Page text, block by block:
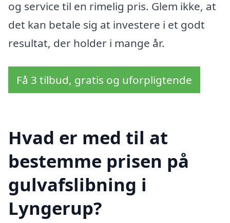
og service til en rimelig pris. Glem ikke, at
det kan betale sig at investere i et godt
resultat, der holder i mange år.
Få 3 tilbud, gratis og uforpligtende
Hvad er med til at
bestemme prisen på
gulvafslibning i
Lyngerup?